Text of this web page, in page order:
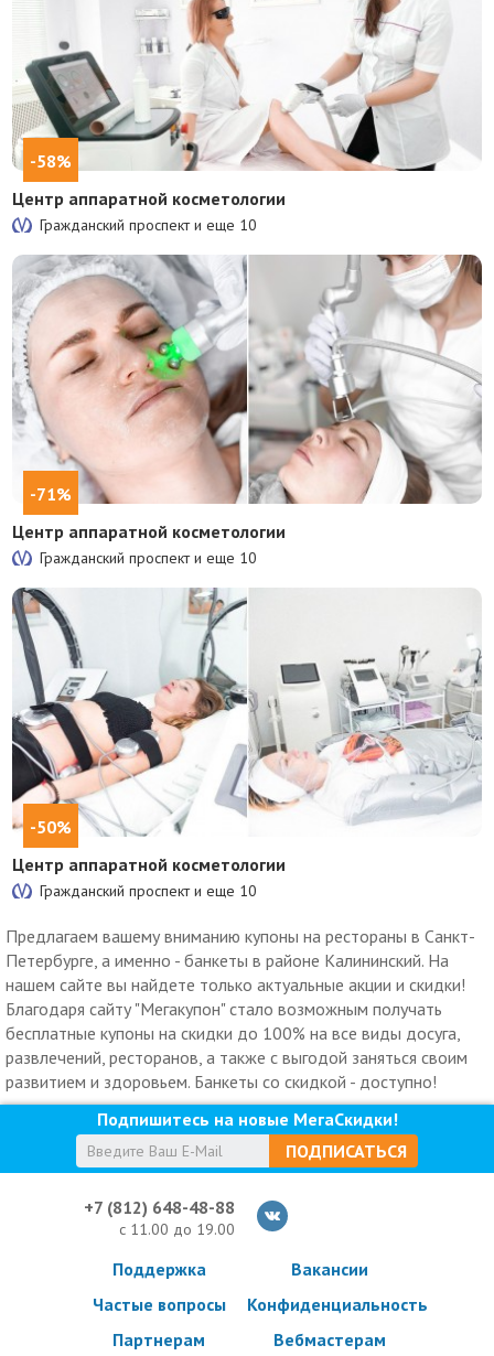
-58%
Центр аппаратной косметологии
Гражданский проспект и еще 10
-71%
Центр аппаратной косметологии
Гражданский проспект и еще 10
-50%
Центр аппаратной косметологии
Гражданский проспект и еще 10
Предлагаем вашему вниманию купоны на рестораны в Санкт-
Петербурге, а именно - банкеты в районе Калининский. На
нашем сайте вы найдете только актуальные акции и скидки!
Благодаря сайту "Мегакупон" стало возможным получать
бесплатные купоны на скидки до 100% на все виды досуга,
развлечений, ресторанов, а также с выгодой заняться своим
развитием и здоровьем. Банкеты со скидкой - доступно!
Подпишитесь на новые МегаСкидки!
ПОДПИСАТЬСЯ
+7 (812) 648-48-88
с 11.00 до 19.00
Поддержка
Частые вопросы
Партнерам
Вакансии
Конфиденциальность
Вебмастерам